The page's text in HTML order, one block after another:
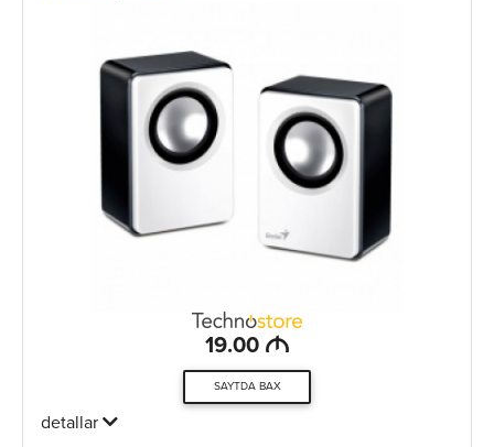
19.00 M
SAYTDA BAX
detallar